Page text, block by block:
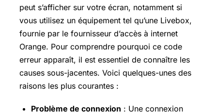
peut s’afficher sur votre écran, notamment si
vous utilisez un équipement tel qu’une Livebox,
fournie par le fournisseur d’accès à internet
Orange. Pour comprendre pourquoi ce code
erreur apparaît, il est essentiel de connaître les
causes sous-jacentes. Voici quelques-unes des
raisons les plus courantes :
Problème de connexion : Une connexion